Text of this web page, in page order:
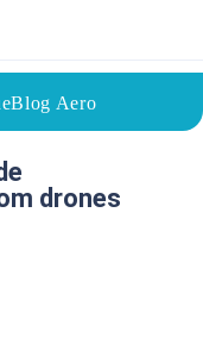
Blog Aero
18/05/2026
drones